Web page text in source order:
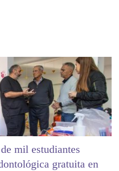
mil estudiantes
gratuita en